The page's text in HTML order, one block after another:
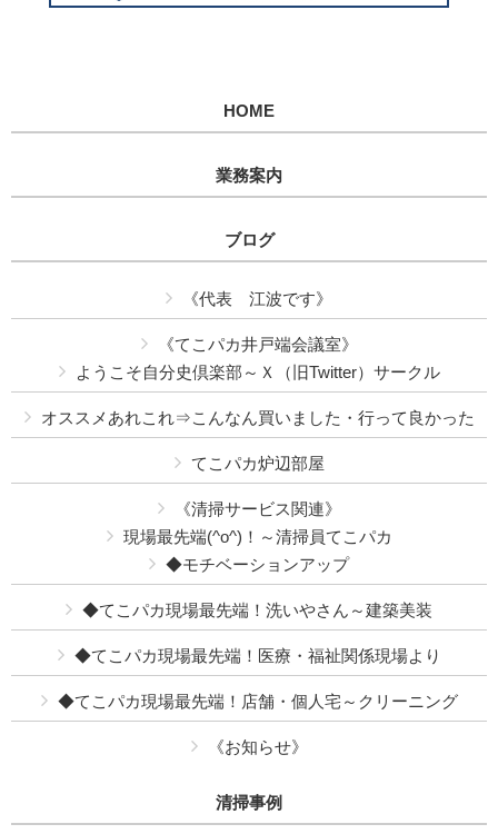
HOME
業務案内
ブログ
《代表 江波です》
《てこパカ井戸端会議室》
ようこそ自分史倶楽部～Ｘ（旧Twitter）サークル
オススメあれこれ⇒こんなん買いました・行って良かった
てこパカ炉辺部屋
《清掃サービス関連》
現場最先端(^o^)！～清掃員てこパカ
◆モチベーションアップ
◆てこパカ現場最先端！洗いやさん～建築美装
◆てこパカ現場最先端！医療・福祉関係現場より
◆てこパカ現場最先端！店舗・個人宅～クリーニング
《お知らせ》
清掃事例